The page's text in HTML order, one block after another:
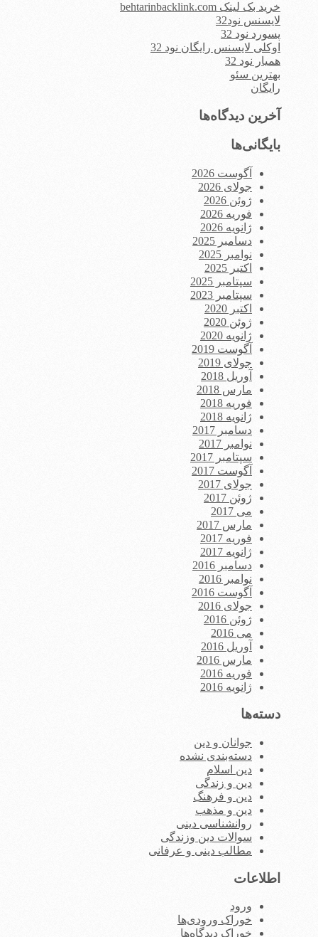
خرید بک لینک behtarinbacklink.com
لایسنس نود32
پسورد نود 32
اوکلی لایسنس رایگان نود 32
همیار نود 32
بهترین سئو
رایگان
آخرین دیدگاه‌ها
بایگانی‌ها
آگوست 2026
جولای 2026
ژوئن 2026
فوریه 2026
ژانویه 2026
دسامبر 2025
نوامبر 2025
اکتبر 2025
سپتامبر 2025
سپتامبر 2023
اکتبر 2020
ژوئن 2020
ژانویه 2020
آگوست 2019
جولای 2019
آوریل 2018
مارس 2018
فوریه 2018
ژانویه 2018
دسامبر 2017
نوامبر 2017
سپتامبر 2017
آگوست 2017
جولای 2017
ژوئن 2017
می 2017
مارس 2017
فوریه 2017
ژانویه 2017
دسامبر 2016
نوامبر 2016
آگوست 2016
جولای 2016
ژوئن 2016
می 2016
آوریل 2016
مارس 2016
فوریه 2016
ژانویه 2016
دسته‌ها
جوانان و دین
دسته‌بندی نشده
دین اسلام
دین و زندگی
دین و فرهنگ
دین و مذهب
روانشناسی دینی
سوالات دین وزندگی
مطالب دینی و عرفانی
اطلاعات
ورود
خوراک ورودی‌ها
خوراک دیدگاه‌ها